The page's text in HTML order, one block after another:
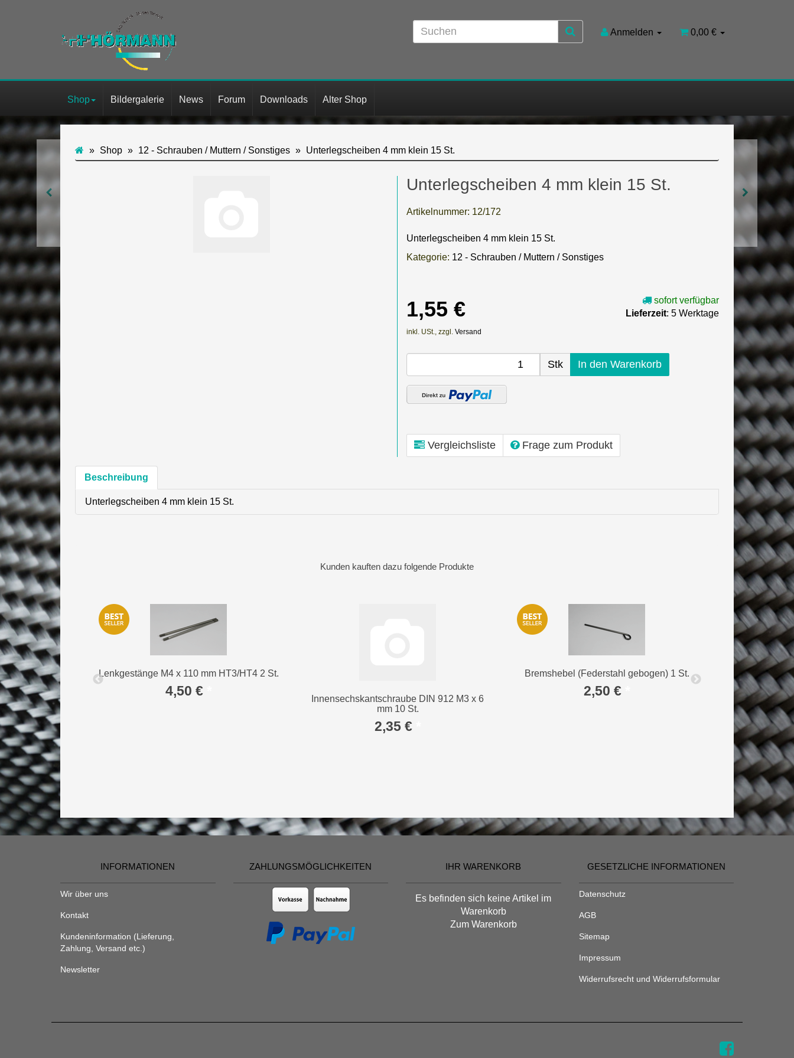
Anmelden 0,00 €
Shop Bildergalerie News Forum Downloads Alter Shop
Shop 12 - Schrauben / Muttern / Sonstiges Unterlegscheiben 4 mm klein 15 St.
Unterlegscheiben 4 mm klein 15 St.
Artikelnummer: 12/172
Unterlegscheiben 4 mm klein 15 St.
Kategorie: 12 - Schrauben / Muttern / Sonstiges
1,55 €
inkl. USt., zzgl. Versand
sofort verfügbar
Lieferzeit: 5 Werktage
Stk In den Warenkorb
Vergleichsliste Frage zum Produkt
Beschreibung
Unterlegscheiben 4 mm klein 15 St.
Kunden kauften dazu folgende Produkte
7075) 2 St.
Lenkgestänge M4 x 110 mm HT3/HT4 2 St.
4,50 €
Innensechskantschraube DIN 912 M3 x 6
mm 10 St.
2,35 €
Bremshebel (Federstahl gebogen) 1 St.
2,50 €
INFORMATIONEN
Wir über uns
Kontakt
Kundeninformation (Lieferung,
Zahlung, Versand etc.)
Newsletter
ZAHLUNGSMÖGLICHKEITEN IHR WARENKORB
Es befinden sich keine Artikel im
Warenkorb
Zum Warenkorb
GESETZLICHE INFORMATIONEN
Datenschutz
AGB
Sitemap
Impressum
Widerrufsrecht und Widerrufsformular